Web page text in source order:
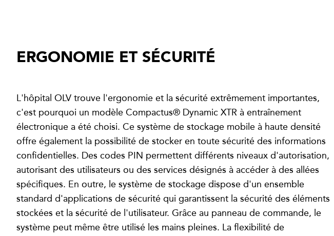
ERGONOMIE ET SÉCURITÉ
L'hôpital OLV trouve l'ergonomie et la sécurité extrêmement importantes,
c'est pourquoi un modèle Compactus® Dynamic XTR à entraînement
électronique a été choisi. Ce système de stockage mobile à haute densité
offre également la possibilité de stocker en toute sécurité des informations
confidentielles. Des codes PIN permettent différents niveaux d'autorisation,
autorisant des utilisateurs ou des services désignés à accéder à des allées
spécifiques. En outre, le système de stockage dispose d'un ensemble
standard d'applications de sécurité qui garantissent la sécurité des éléments
stockées et la sécurité de l'utilisateur. Grâce au panneau de commande, le
système peut même être utilisé les mains pleines. La flexibilité de